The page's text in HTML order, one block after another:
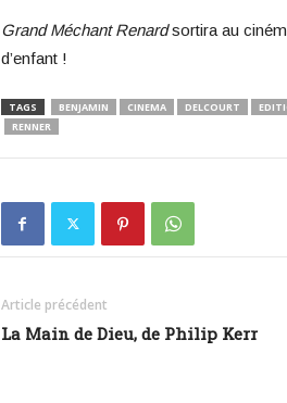
Grand Méchant Renardsortira au
d’enfant !
TAGS BENJAMIN CINEMA DELCOURT
RENNER
Article précédent
La Main de Dieu, de Philip Kerr